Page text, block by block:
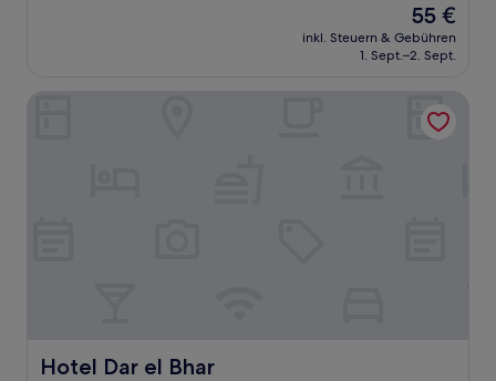
Der
Preis
beträgt
55 €
inkl. Steuern & Gebühren
1. Sept.–2. Sept.
Hotel Dar el Bhar
Hotel Dar el Bhar